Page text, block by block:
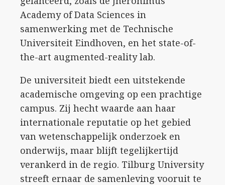
Academy of Data Sciences in
samenwerking met de Technische
Universiteit Eindhoven, en het state-of-
the-art augmented-reality lab.
De universiteit biedt een uitstekende
academische omgeving op een prachtige
campus. Zij hecht waarde aan haar
internationale reputatie op het gebied
van wetenschappelijk onderzoek en
onderwijs, maar blijft tegelijkertijd
verankerd in de regio. Tilburg University
streeft ernaar de samenleving vooruit te